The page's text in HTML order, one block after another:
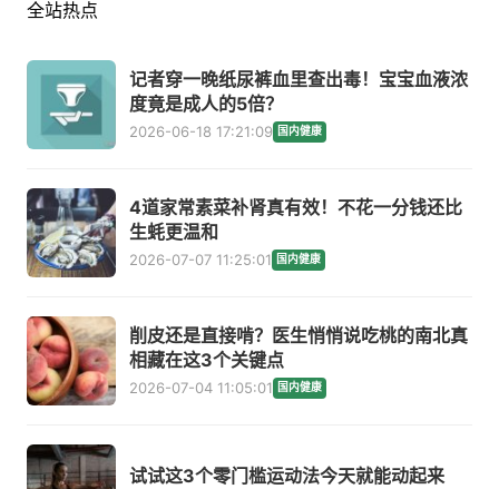
全站热点
记者穿一晚纸尿裤血里查出毒！宝宝血液浓
度竟是成人的5倍？
2026-06-18 17:21:09 国内健康
4道家常素菜补肾真有效！不花一分钱还比
生蚝更温和
2026-07-07 11:25:01 国内健康
削皮还是直接啃？医生悄悄说吃桃的南北真
相藏在这3个关键点
2026-07-04 11:05:01 国内健康
试试这3个零门槛运动法今天就能动起来